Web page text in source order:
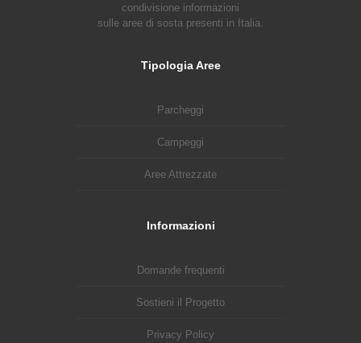
condivisione informazioni
sulle aree di sosta presenti in Italia.
Tipologia Aree
Parcheggi
Campeggi
Aree Attrezzate
Informazioni
Domande frequenti
Sostieni il Progetto
Privacy Policy